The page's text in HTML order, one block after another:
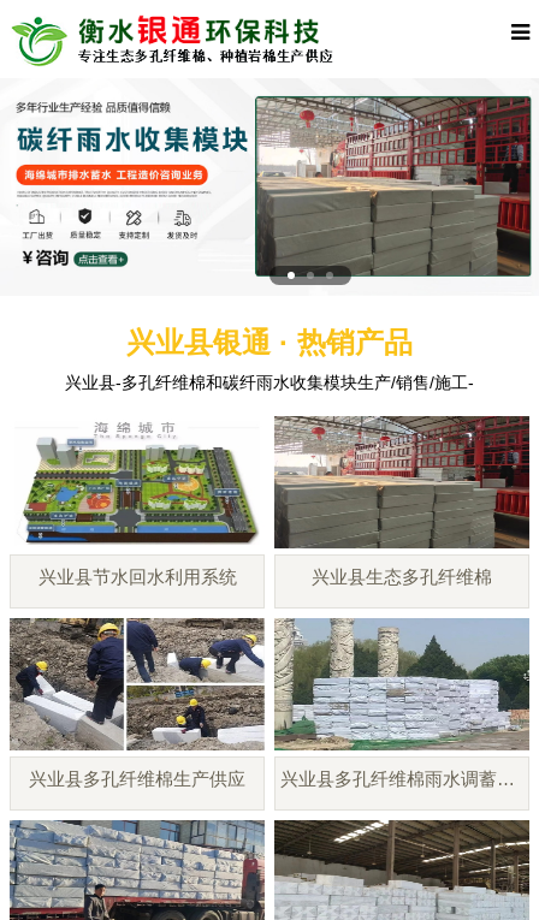
兴业县银通 · 热销产品
兴业县-多孔纤维棉和碳纤雨水收集模块生产/销售/施工-
兴业县节水回水利用系统 兴业县生态多孔纤维棉
兴业县多孔纤维棉生产供应 兴业县多孔纤维棉雨水调蓄模块